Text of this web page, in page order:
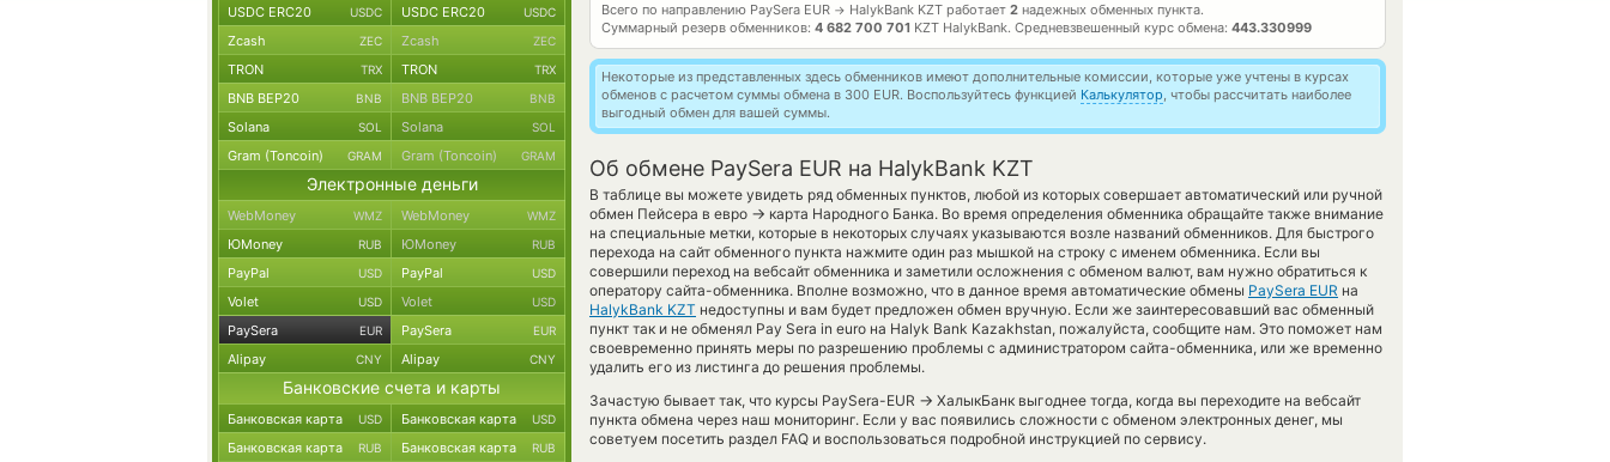
Всего по направлению PaySera EUR → HalykBank KZT работает 2 надежных обменных пункта.
Суммарный резерв обменников: 4 682 700 701 KZT HalykBank. Средневзвешенный курс обмена: 443.330999
Некоторые из представленных здесь обменников имеют дополнительные комиссии, которые уже учтены в курсах
обменов с расчетом суммы обмена в 300 EUR. Воспользуйтесь функцией Калькулятор, чтобы рассчитать наиболее
выгодный обмен для вашей суммы.
Об обмене PaySera EUR на HalykBank KZT
В таблице вы можете увидеть ряд обменных пунктов, любой из которых совершает автоматический или ручной
обмен Пейсера в евро → карта Народного Банка. Во время определения обменника обращайте также внимание
на специальные метки, которые в некоторых случаях указываются возле названий обменников. Для быстрого
перехода на сайт обменного пункта нажмите один раз мышкой на строку с именем обменника. Если вы
совершили переход на вебсайт обменника и заметили осложнения с обменом валют, вам нужно обратиться к
оператору сайта-обменника. Вполне возможно, что в данное время автоматические обмены PaySera EUR на
HalykBank KZT недоступны и вам будет предложен обмен вручную. Если же заинтересовавший вас обменный
пункт так и не обменял Pay Sera in euro на Halyk Bank Kazakhstan, пожалуйста, сообщите нам. Это поможет нам
своевременно принять меры по разрешению проблемы с администратором сайта-обменника, или же временно
удалить его из листинга до решения проблемы.
Зачастую бывает так, что курсы PaySera-EUR → ХалыкБанк выгоднее тогда, когда вы переходите на вебсайт
пункта обмена через наш мониторинг. Если у вас появились сложности с обменом электронных денег, мы
советуем посетить раздел FAQ и воспользоваться подробной инструкцией по сервису.
USDC ERC20 USDC USDC ERC20 USDC
Zcash ZEC Zcash ZEC
TRON TRX TRON TRX
BNB BEP20 BNB BNB BEP20 BNB
Solana SOL Solana SOL
Gram (Toncoin) GRAM Gram (Toncoin) GRAM
Электронные деньги
WebMoney WMZ WebMoney WMZ
ЮMoney RUB ЮMoney RUB
PayPal USD PayPal USD
Volet USD Volet USD
PaySera EUR PaySera EUR
Alipay CNY Alipay CNY
Банковские счета и карты
Банковская карта USD Банковская карта USD
Банковская карта RUB Банковская карта RUB